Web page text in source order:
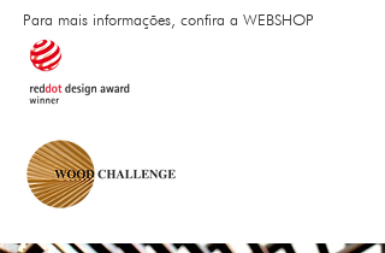
Para mais informações, confira a WEBSHOP